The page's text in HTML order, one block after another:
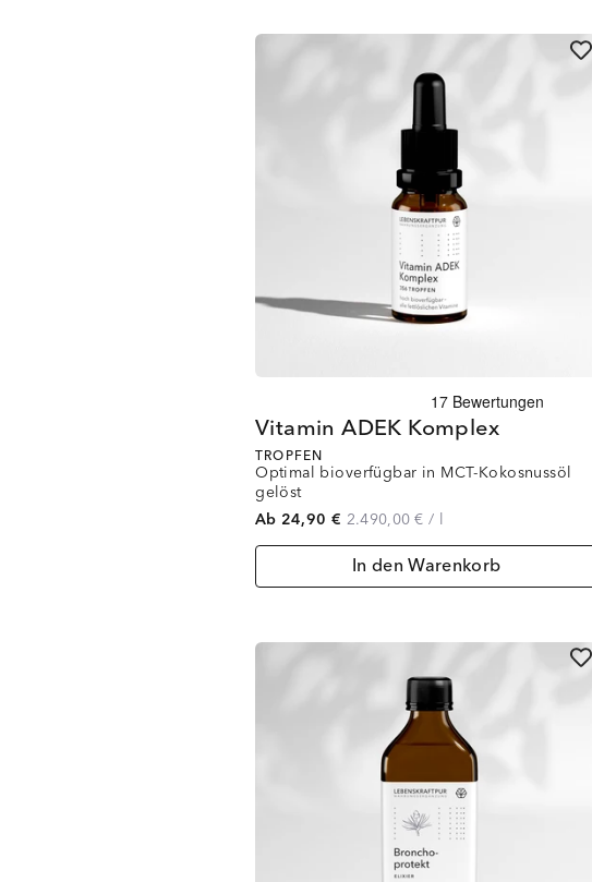
Vitamin ADEK Komplex
TROPFEN
Optimal bioverfügbar in MCT-Kokosnussöl
gelöst
Ab 24,90 € 2.490,00 € / l
In den Warenkorb